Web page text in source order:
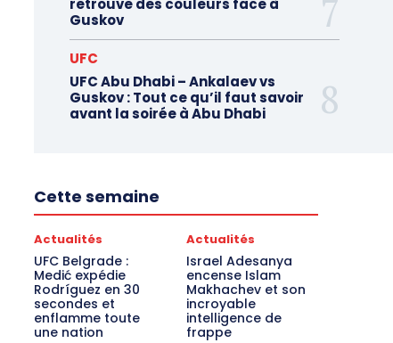
retrouve des couleurs face à
Guskov
UFC
UFC Abu Dhabi – Ankalaev vs
Guskov : Tout ce qu’il faut savoir
avant la soirée à Abu Dhabi
Cette semaine
Actualités
UFC Belgrade :
Medić expédie
Rodríguez en 30
secondes et
enflamme toute
une nation
Actualités
Israel Adesanya
encense Islam
Makhachev et son
incroyable
intelligence de
frappe